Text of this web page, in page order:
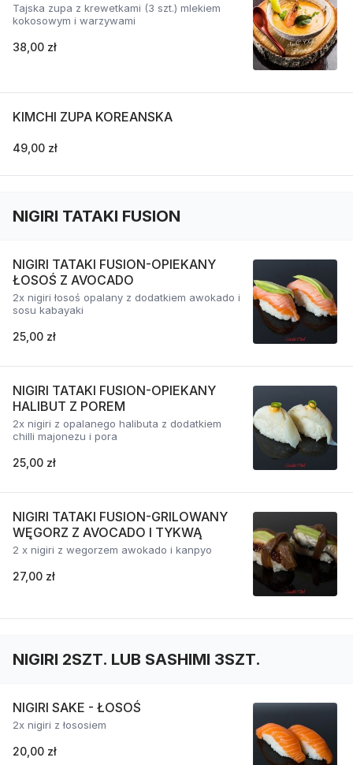
Tajska zupa z krewetkami (3 szt.) mlekiem
kokosowym i warzywami
38,00 zł
KIMCHI ZUPA KOREANSKA
49,00 zł
NIGIRI TATAKI FUSION
NIGIRI TATAKI FUSION-OPIEKANY
ŁOSOŚ Z AVOCADO
2x nigiri łosoś opalany z dodatkiem awokado i
sosu kabayaki
25,00 zł
NIGIRI TATAKI FUSION-OPIEKANY
HALIBUT Z POREM
2x nigiri z opalanego halibuta z dodatkiem
chilli majonezu i pora
25,00 zł
NIGIRI TATAKI FUSION-GRILOWANY
WĘGORZ Z AVOCADO I TYKWĄ
2 x nigiri z wegorzem awokado i kanpyo
27,00 zł
NIGIRI 2SZT. LUB SASHIMI 3SZT.
NIGIRI SAKE - ŁOSOŚ
2x nigiri z łososiem
20,00 zł